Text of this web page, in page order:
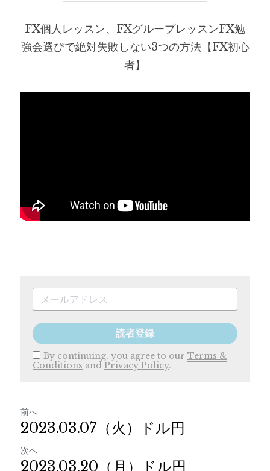
FX個人レッスン、FXグループレッスンFX勉
強会選びで絶対失敗しない3つの方法【FX初心
者】
読者登録
By continuing, you agree to our Terms &
Conditions and Privacy Policy.
前へ
2023.03.07（火）ドル円
次へ
2023.03.20（月）ドル円